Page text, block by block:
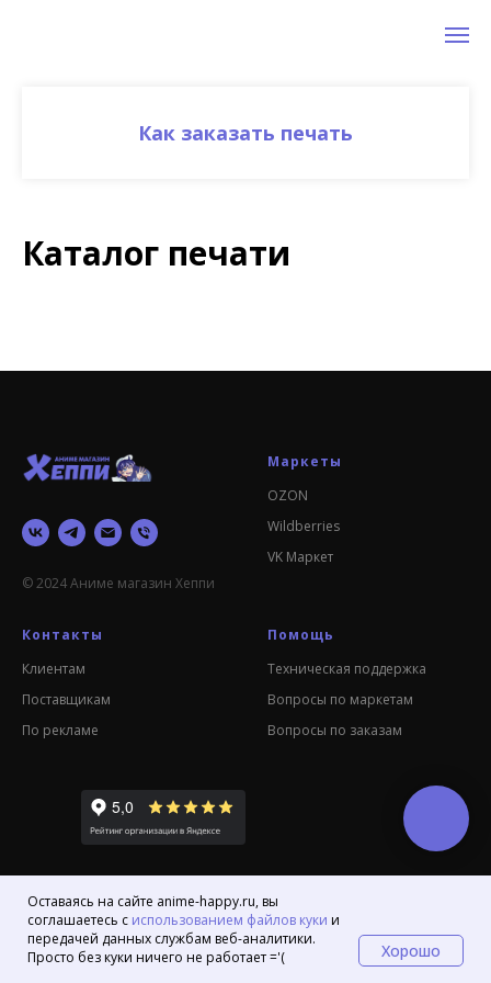
Как заказать печать
Каталог печати
© 2024 Аниме магазин Хеппи
Маркеты
OZON
Wildberries
VK Маркет
Контакты
Клиентам
Поставщикам
По рекламе
Помощь
Техническая поддержка
Вопросы по маркетам
Вопросы по заказам
Оставаясь на сайте anime-happy.ru, вы
соглашаетесь с использованием файлов куки и
передачей данных службам веб-аналитики.
Просто без куки ничего не работает ='(
Хорошо